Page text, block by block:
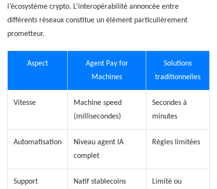
l’écosystème crypto. L’interopérabilité annoncée entre
différents réseaux constitue un élément particulièrement
prometteur.
Aspect
Agent Pay for
Machines
Solutions
traditionnelles
Vitesse
Machine speed
(millisecondes)
Secondes à
minutes
Automatisation
Niveau agent IA
complet
Règles limitées
Support
Natif stablecoins
Limité ou